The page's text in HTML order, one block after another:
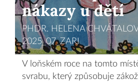
nákazy u dětí
PHDR. HELENA
2025_07_ZARI
V loňském roce na tomto
svrabu, který způsobuje